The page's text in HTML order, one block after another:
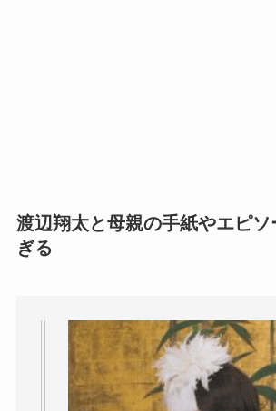
渡辺翔太と母親の手紙やエピ
ぎる